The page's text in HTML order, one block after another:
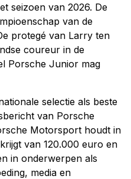
seizoen van 2026. De
van de
protegé van Larry ten
coureur in de
Porsche Junior mag
selectie als beste
van Porsche
Motorsport houdt in
van 120.000 euro en
in onderwerpen als
media en